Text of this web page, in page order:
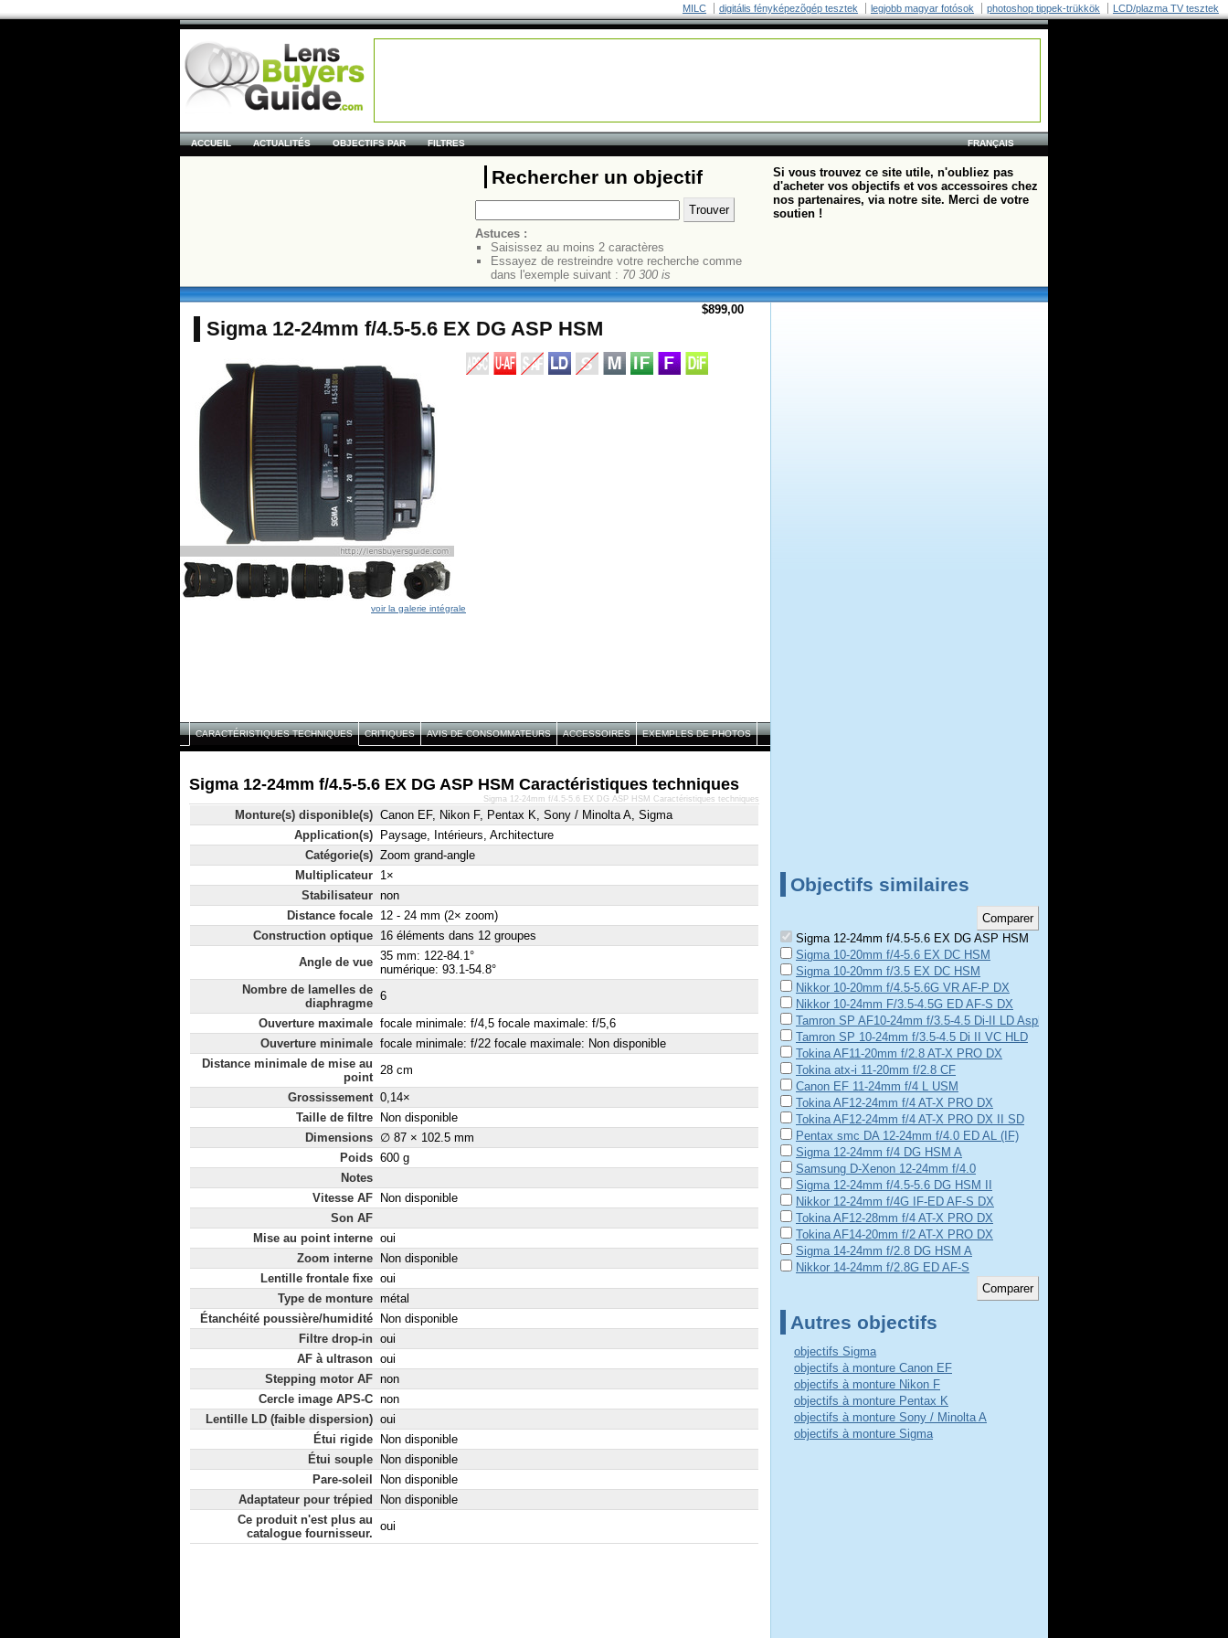
MILC digitális fényképezõgép tesztek legjobb magyar fotósok photoshop tippek-trükkök LCD/plazma TV tesztek
FRANÇAIS
ACCUEIL ACTUALITÉS OBJECTIFS PAR FILTRES
Rechercher un objectif
Astuces :
Saisissez au moins 2 caractères
Essayez de restreindre votre recherche comme
dans l'exemple suivant : 70 300 is
Si vous trouvez ce site utile, n'oubliez pas
d'acheter vos objectifs et vos accessoires chez
nos partenaires, via notre site. Merci de votre
soutien !
$899,00
Sigma 12-24mm f/4.5-5.6 EX DG ASP HSM
voir la galerie intégrale
CARACTÉRISTIQUES TECHNIQUES CRITIQUES AVIS DE CONSOMMATEURS ACCESSOIRES EXEMPLES DE PHOTOS
Sigma 12-24mm f/4.5-5.6 EX DG ASP HSM Caractéristiques techniques
Monture(s) disponible(s) Canon EF, Nikon F, Pentax K, Sony / Minolta A, Sigma
Application(s)
Paysage, Intérieurs, Architecture
Catégorie(s) Zoom grand-angle
Multiplicateur 1×
Stabilisateur non
Distance focale 12 - 24 mm (2× zoom)
Construction optique 16 éléments dans 12 groupes
Angle de vue 35 mm: 122-84.1°
numérique: 93.1-54.8°
Nombre de lamelles de
diaphragme
6
Ouverture maximale focale minimale: f/4,5 focale maximale: f/5,6
Ouverture minimale focale minimale: f/22 focale maximale: Non disponible
Distance minimale de mise au
point
28 cm
Grossissement 0,14×
Taille de filtre
Non disponible
Dimensions ∅ 87 × 102.5 mm
Poids 600 g
Notes
Vitesse AF
Non disponible
Son AF
Mise au point interne oui
Zoom interne
Non disponible
Lentille frontale fixe oui
Type de monture métal
Étanchéité poussière/humidité
Non disponible
Filtre drop-in oui
AF à ultrason oui
Stepping motor AF non
Cercle image APS-C non
Lentille LD (faible dispersion) oui
Étui rigide
Non disponible
Étui souple
Non disponible
Pare-soleil
Non disponible
Adaptateur pour trépied
Non disponible
Ce produit n'est plus au
catalogue fournisseur.
oui
Sigma 12-24mm f/4.5-5.6 EX DG ASP HSM Caractéristiques techniques
Objectifs similaires
Sigma 12-24mm f/4.5-5.6 EX DG ASP HSM
Sigma 10-20mm f/4-5.6 EX DC HSM
Sigma 10-20mm f/3.5 EX DC HSM
Nikkor 10-20mm f/4.5-5.6G VR AF-P DX
Nikkor 10-24mm F/3.5-4.5G ED AF-S DX
Tamron SP AF10-24mm f/3.5-4.5 Di-II LD Aspherical
Tamron SP 10-24mm f/3.5-4.5 Di II VC HLD
Tokina AF11-20mm f/2.8 AT-X PRO DX
Tokina atx-i 11-20mm f/2.8 CF
Canon EF 11-24mm f/4 L USM
Tokina AF12-24mm f/4 AT-X PRO DX
Tokina AF12-24mm f/4 AT-X PRO DX II SD
Pentax smc DA 12-24mm f/4.0 ED AL (IF)
Sigma 12-24mm f/4 DG HSM A
Samsung D-Xenon 12-24mm f/4.0
Sigma 12-24mm f/4.5-5.6 DG HSM II
Nikkor 12-24mm f/4G IF-ED AF-S DX
Tokina AF12-28mm f/4 AT-X PRO DX
Tokina AF14-20mm f/2 AT-X PRO DX
Sigma 14-24mm f/2.8 DG HSM A
Nikkor 14-24mm f/2.8G ED AF-S
Autres objectifs
objectifs Sigma
objectifs à monture Canon EF
objectifs à monture Nikon F
objectifs à monture Pentax K
objectifs à monture Sony / Minolta A
objectifs à monture Sigma